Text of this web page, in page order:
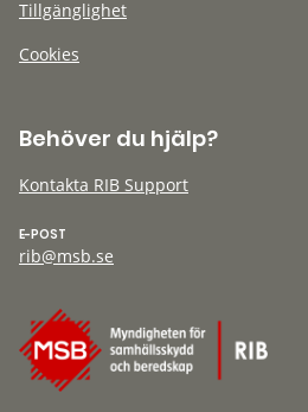
Tillgänglighet
Cookies
Behöver du hjälp?
Kontakta RIB Support
E-POST
rib@msb.se